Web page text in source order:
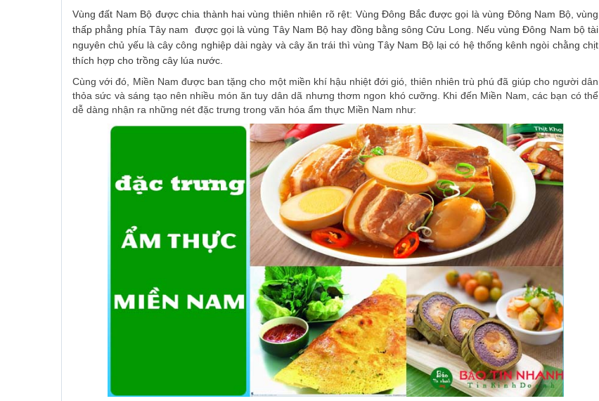
Vùng đất Nam Bộ được chia thành hai vùng thiên nhiên rõ rệt: Vùng Đông Bắc được gọi là vùng Đông Nam Bộ, vùng
thấp phẳng phía Tây nam được gọi là vùng Tây Nam Bộ hay đồng bằng sông Cửu Long. Nếu vùng Đông Nam bộ tài
nguyên chủ yếu là cây công nghiệp dài ngày và cây ăn trái thì vùng Tây Nam Bộ lại có hệ thống kênh ngòi chằng chịt
thích hợp cho trồng cây lúa nước.
Cùng với đó, Miền Nam được ban tặng cho một miền khí hậu nhiệt đới gió, thiên nhiên trù phú đã giúp cho người dân
thỏa sức và sáng tạo nên nhiều món ăn tuy dân dã nhưng thơm ngon khó cưỡng. Khi đến Miền Nam, các bạn có thể
dễ dàng nhận ra những nét đặc trưng trong văn hóa ẩm thực Miền Nam như: